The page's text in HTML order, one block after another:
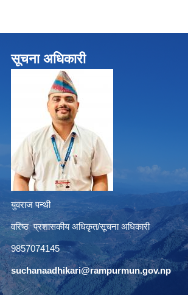
सूचना अधिकारी
युवराज पन्थी
वरिष्ठ प्रशासकीय अधिकृत/सूचना अधिकारी
9857074145
suchanaadhikari@rampurmun.gov.np